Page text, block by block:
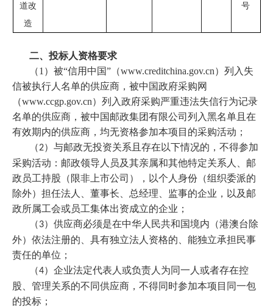
道改
造
号
二、 投标人资格要求
（1）被“信用中国”（www.creditchina.gov.cn）列入失
信被执行人名单的供应商，被中国政府采购网
（www.ccgp.gov.cn）列入政府采购严重违法失信行为记录
名单的供应商，被中国邮政集团有限公司列入黑名单且在
有效期内的供应商，均无资格参加本项目的采购活动；
（2）与邮政无投资关系且存在以下情况的，不得参加
采购活动：邮政领导人员及其亲属和其他特定关系人、邮
政员工持股（限非上市公司），以个人身份（组织委派的
除外）担任法人、董事长、总经理、监事的企业，以及邮
政所属工会或员工集体出资成立的企业；
（3）供应商必须是在中华人民共和国境内（港澳台除
外）依法注册的、具有独立法人资格的、能独立承担民事
责任的单位；
（4）企业法定代表人或负责人为同一人或者存在控
股、管理关系的不同供应商，不得同时参加本项目同一包
的投标；